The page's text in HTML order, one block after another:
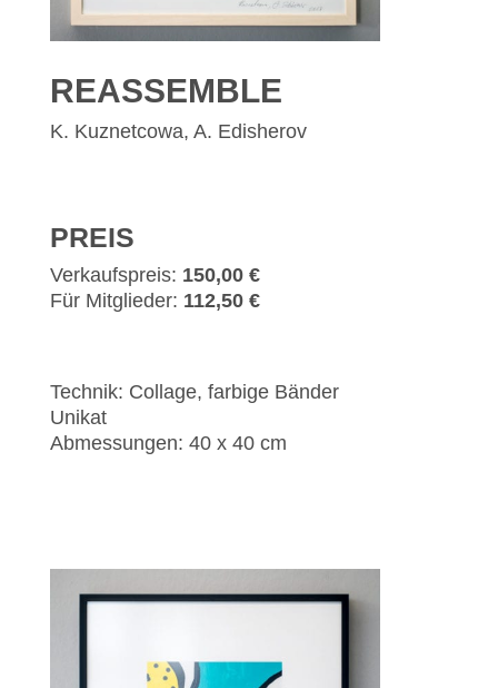
REASSEMBLE
K. Kuznetcowa, A. Edisherov
PREIS
Verkaufspreis: 150,00 €
Für Mitglieder: 112,50 €
Technik: Collage, farbige Bänder
Unikat
Abmessungen: 40 x 40 cm